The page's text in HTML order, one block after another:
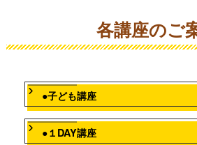
各講座のご
●子ども講座
●１DAY講座